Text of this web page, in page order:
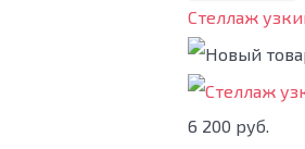
Стеллаж
6 200 руб.